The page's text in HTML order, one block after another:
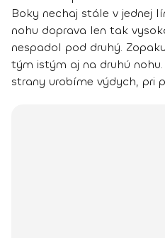
Boky nechaj stále v jednej
nohu doprava len tak
nespadol pod druhý.
tým istým aj na druhú
strany urobíme výdych, pri